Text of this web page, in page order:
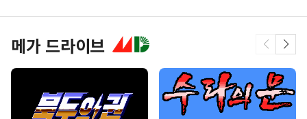
메가 드라이브